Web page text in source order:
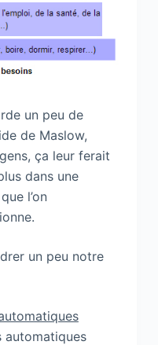
un peu de
de Maslow,
ça leur ferait
dans une
l’on
un peu notre
automatiques